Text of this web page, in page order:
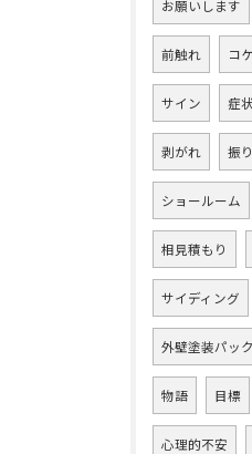
お願いします
前触れ コケ
サイン 症
剥がれ 振
ショールーム
相見積もり
サイディング
外壁塗装パック
物語 目標
心理的不安